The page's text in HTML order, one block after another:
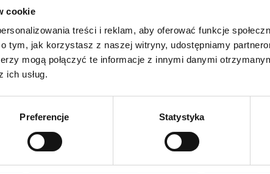
cookie
treści i reklam, aby oferować funkcje
tym, jak korzystasz z naszej witryny, udostępniamy
mogą połączyć te informacje z innymi danymi
ich usług.
Preferencje Statystyka